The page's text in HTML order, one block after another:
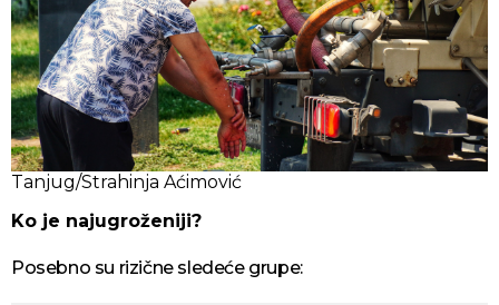
Tanjug/Strahinja Aćimović
Ko je najugroženiji?
Posebno su rizične sledeće grupe: